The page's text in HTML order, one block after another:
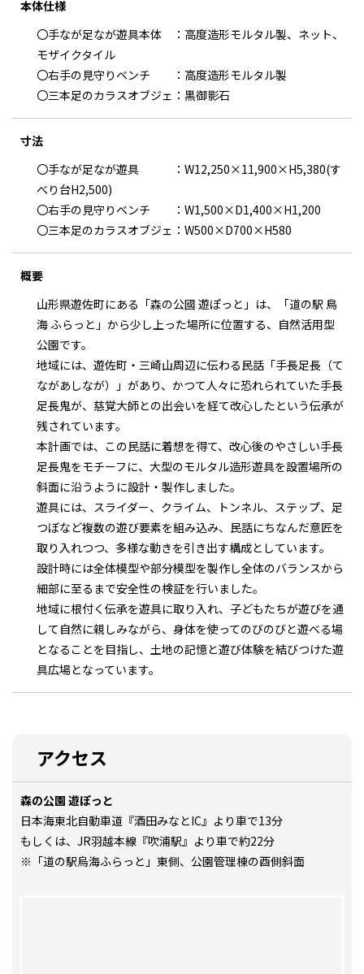
本体仕様
〇手なが足なが遊具本体 ：高度造形モルタル製、ネット、
モザイクタイル
〇右手の見守りベンチ ：高度造形モルタル製
〇三本足のカラスオブジェ：黒御影石
寸法
〇手なが足なが遊具 ：W12,250×11,900×H5,380(す
べり台H2,500)
〇右手の見守りベンチ ：W1,500×D1,400×H1,200
〇三本足のカラスオブジェ：W500×D700×H580
概要
山形県遊佐町にある「森の公國 遊ぽっと」は、「道の駅 鳥
海 ふらっと」から少し上った場所に位置する、自然活用型
公園です。
地域には、遊佐町・三崎山周辺に伝わる民話「手長足長（て
ながあしなが）」があり、かつて人々に恐れられていた手長
足長鬼が、慈覚大師との出会いを経て改心したという伝承が
残されています。
本計画では、この民話に着想を得て、改心後のやさしい手長
足長鬼をモチーフに、大型のモルタル造形遊具を設置場所の
斜面に沿うように設計・製作しました。
遊具には、スライダー、クライム、トンネル、ステップ、足
つぼなど複数の遊び要素を組み込み、民話にちなんだ意匠を
取り入れつつ、多様な動きを引き出す構成としています。
設計時には全体模型や部分模型を製作し全体のバランスから
細部に至るまで安全性の検証を行いました。
地域に根付く伝承を遊具に取り入れ、子どもたちが遊びを通
して自然に親しみながら、身体を使ってのびのびと遊べる場
となることを目指し、土地の記憶と遊び体験を結びつけた遊
具広場となっています。
アクセス
森の公園 遊ぽっと
日本海東北自動車道『酒田みなとIC』より車で13分
もしくは、JR羽越本線『吹浦駅』より車で約22分
※「道の駅烏海ふらっと」東側、公園管理棟の酉側斜面